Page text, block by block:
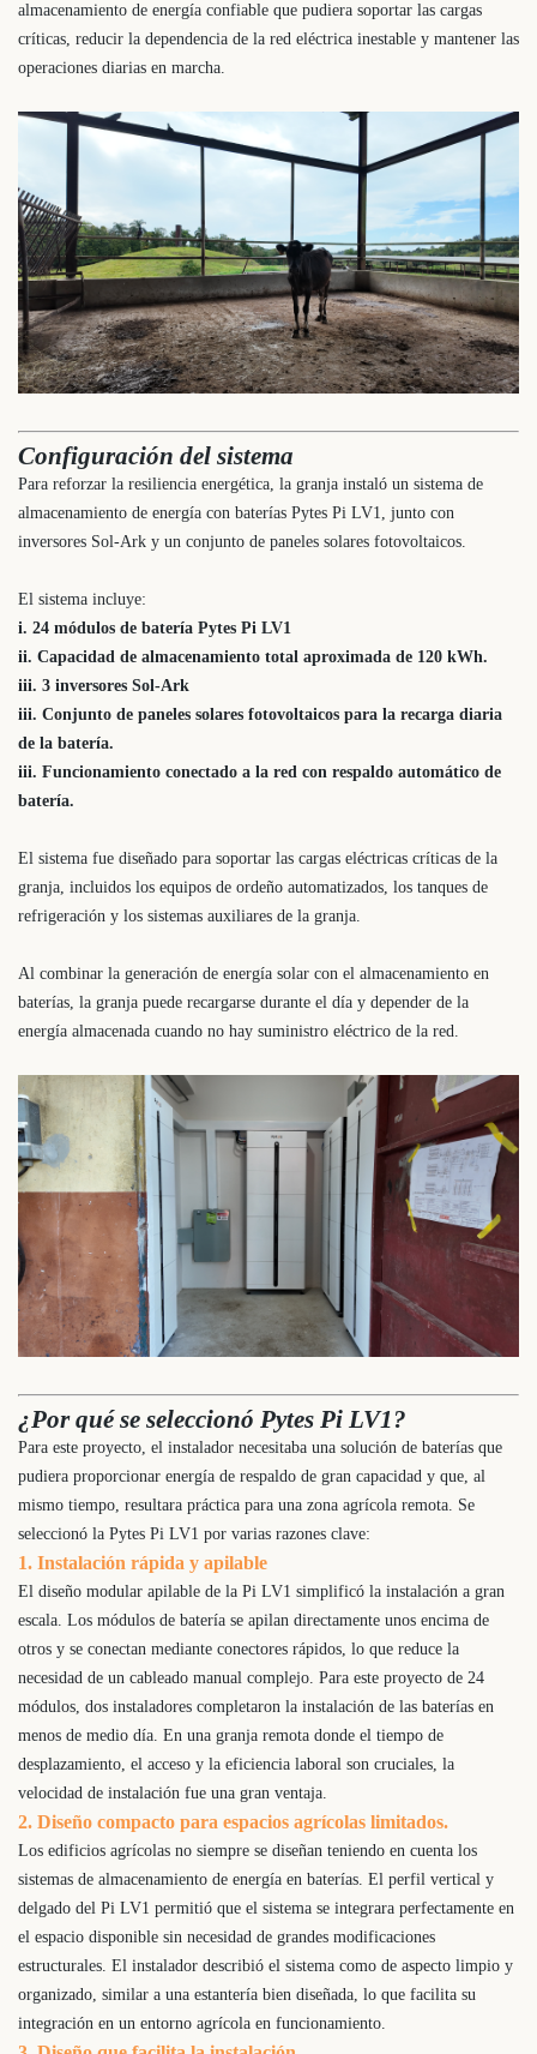
almacenamiento de energía confiable que pudiera soportar las cargas
críticas, reducir la dependencia de la red eléctrica inestable y mantener las
operaciones diarias en marcha.
Configuración del sistema
Para reforzar la resiliencia energética, la granja instaló un sistema de
almacenamiento de energía con baterías Pytes Pi LV1, junto con
inversores Sol-Ark y un conjunto de paneles solares fotovoltaicos.
El sistema incluye:
i. 24 módulos de batería Pytes Pi LV1
ii. Capacidad de almacenamiento total aproximada de 120 kWh.
iii. 3 inversores Sol-Ark
iii. Conjunto de paneles solares fotovoltaicos para la recarga diaria
de la batería.
iii. Funcionamiento conectado a la red con respaldo automático de
batería.
El sistema fue diseñado para soportar las cargas eléctricas críticas de la
granja, incluidos los equipos de ordeño automatizados, los tanques de
refrigeración y los sistemas auxiliares de la granja.
Al combinar la generación de energía solar con el almacenamiento en
baterías, la granja puede recargarse durante el día y depender de la
energía almacenada cuando no hay suministro eléctrico de la red.
¿Por qué se seleccionó Pytes Pi LV1?
Para este proyecto, el instalador necesitaba una solución de baterías que
pudiera proporcionar energía de respaldo de gran capacidad y que, al
mismo tiempo, resultara práctica para una zona agrícola remota. Se
seleccionó la Pytes Pi LV1 por varias razones clave:
1. Instalación rápida y apilable
El diseño modular apilable de la Pi LV1 simplificó la instalación a gran
escala. Los módulos de batería se apilan directamente unos encima de
otros y se conectan mediante conectores rápidos, lo que reduce la
necesidad de un cableado manual complejo. Para este proyecto de 24
módulos, dos instaladores completaron la instalación de las baterías en
menos de medio día. En una granja remota donde el tiempo de
desplazamiento, el acceso y la eficiencia laboral son cruciales, la
velocidad de instalación fue una gran ventaja.
2. Diseño compacto para espacios agrícolas limitados.
Los edificios agrícolas no siempre se diseñan teniendo en cuenta los
sistemas de almacenamiento de energía en baterías. El perfil vertical y
delgado del Pi LV1 permitió que el sistema se integrara perfectamente en
el espacio disponible sin necesidad de grandes modificaciones
estructurales. El instalador describió el sistema como de aspecto limpio y
organizado, similar a una estantería bien diseñada, lo que facilita su
integración en un entorno agrícola en funcionamiento.